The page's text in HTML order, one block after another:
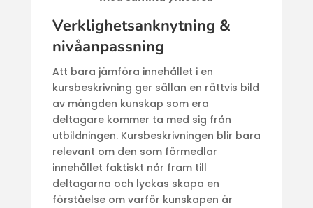
Verklighetsanknytning &
nivåanpassning
Att bara jämföra innehållet i en
kursbeskrivning ger sällan en rättvis bild
av mängden kunskap som era
deltagare kommer ta med sig från
utbildningen. Kursbeskrivningen blir bara
relevant om den som förmedlar
innehållet faktiskt når fram till
deltagarna och lyckas skapa en
förståelse om varför kunskapen är